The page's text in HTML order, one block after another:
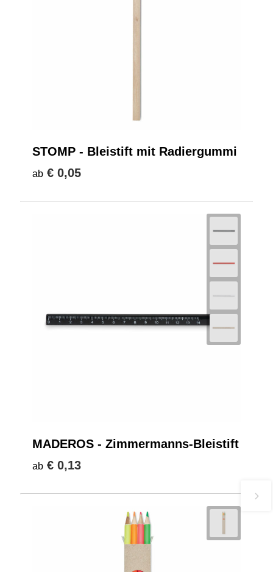
STOMP - Bleistift mit Radiergummi
ab € 0,05
MADEROS - Zimmermanns-Bleistift
ab € 0,13